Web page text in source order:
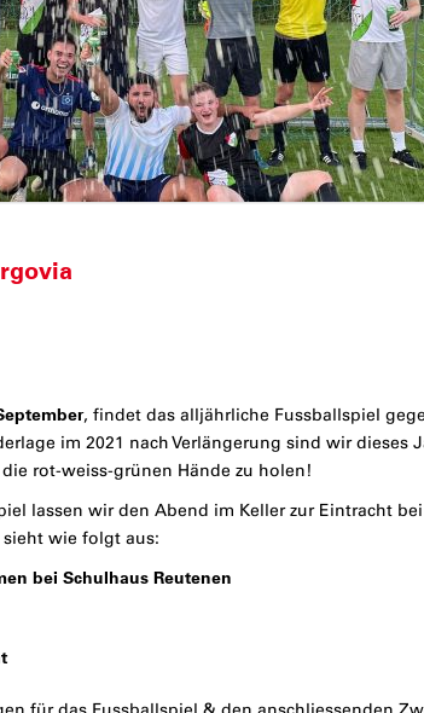
, findet das alljährliche Fussballspiel
im 2021 nach Verlängerung sind wir dieses
rot-weiss-grünen Hände zu holen!
lassen wir den Abend im Keller zur Eintracht
sieht wie folgt aus:
bei Schulhaus Reutenen